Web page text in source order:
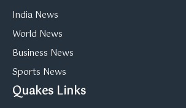
India News
World News
Business News
Sports News
Quakes Links